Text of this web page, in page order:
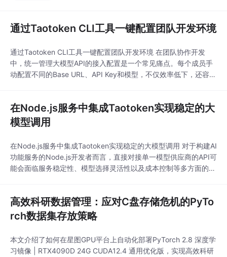
通过Taotoken CLI工具一键配置团队开发环境
通过Taotoken CLI工具一键配置团队开发环境 在团队协作开发
中，统一管理大模型API的接入配置是一个常见痛点。每个成员手
动配置不同的Base URL、API Key和模型，不仅效率低下，还容易
DevOps工程师通过简单的命令，为整个团队快速、一致
在Node.js服务中集成Taotoken实现稳定的大
模型调用
在Node.js服务中集成Taotoken实现稳定的大模型调用 对于构建AI
功能服务的Node.js开发者而言，直接对接单一模型供应商的API可
能会面临服务稳定性、模型选择灵活性以及成本控制等多方面的挑
上服务增加一层可靠性保障。本文将探讨如何在Node.js后端服务
中，以工程化
高效科研数据管理：应对C盘存储危机的PyTo
rch数据集存放策略
本文介绍了如何在星图GPU平台上自动化部署PyTorch 2.8 深度学
习镜像 | RTX4090D 24G CUDA12.4 通用优化版，实现高效科研